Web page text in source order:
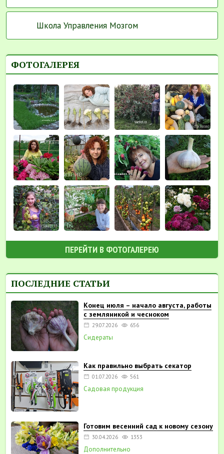
Школа Управления Мозгом
ФОТОГАЛЕРЕЯ
ПЕРЕЙТИ В ФОТОГАЛЕРЕЮ
ПОСЛЕДНИЕ СТАТЬИ
Конец июля – начало августа, работы
с земляникой и чесноком
29.07.2026 656
Сидераты
Как правильно выбрать секатор
01.07.2026 561
Садовая продукция
Готовим весенний сад к новому сезону
30.04.2026 1353
Дополнительно